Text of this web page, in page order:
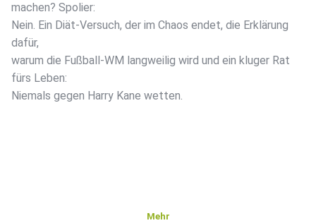
machen? Spolier:
Nein. Ein Diät-Versuch, der im Chaos endet, die Erklärung
dafür,
warum die Fußball-WM langweilig wird und ein kluger Rat
fürs Leben:
Niemals gegen Harry Kane wetten.
Mehr